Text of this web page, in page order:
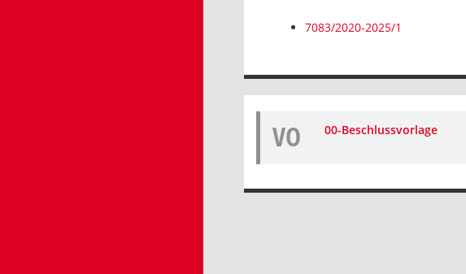
7083/2020-2025/1
VO 00-Beschlussvorlage